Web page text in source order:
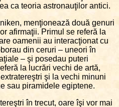
ca teoria astronauţilor antici.
menţionează două genuri
afirmaţii. Primul se referă la
oamenii au interacţionat cu
din ceruri – uneori în
– şi posedau puteri
la lucrări vechi de artă,
şi la vechi minuni
sau piramidele egiptene.
în trecut, oare îşi vor mai